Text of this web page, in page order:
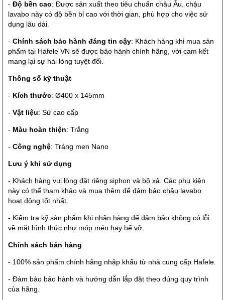
- Độ bền cao: Được sản xuất theo tiêu chuẩn châu Âu, chậu
lavabo này có độ bền bỉ cao với thời gian, phù hợp cho việc sử
dụng lâu dài.
- Chính sách bảo hành đáng tin cậy: Khách hàng khi mua sản
phẩm tại Hafele VN sẽ được bảo hành chính hãng, với cam kết
mang lại sự hài lòng tuyệt đối.
Thông số kỹ thuật
- Kích thước: Ø400 x 145mm
- Vật liệu: Sứ cao cấp
- Màu hoàn thiện: Trắng
- Công nghệ: Tráng men Nano
Lưu ý khi sử dụng
- Khách hàng vui lòng đặt riêng siphon và bộ xả. Các phụ kiện
này có thể tham khảo và mua thêm để đảm bảo chậu lavabo
hoạt động tốt nhất.
- Kiểm tra kỹ sản phẩm khi nhận hàng để đảm bảo không có lỗi
về mặt hình thức như móp méo hay bể vỡ.
Chính sách bán hàng
- 100% sản phẩm chính hãng nhập khẩu từ nhà cung cấp Hafele.
- Đảm bảo bảo hành và hướng dẫn lắp đặt theo đúng quy trình
của hãng.